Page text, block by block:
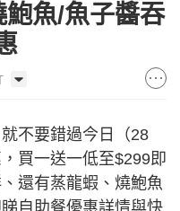
魚/魚子醬吞
不要錯過今日（28
買一送一低至$299即
還有蒸龍蝦、燒鮑魚